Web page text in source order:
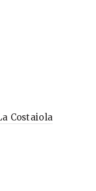
Costaiola